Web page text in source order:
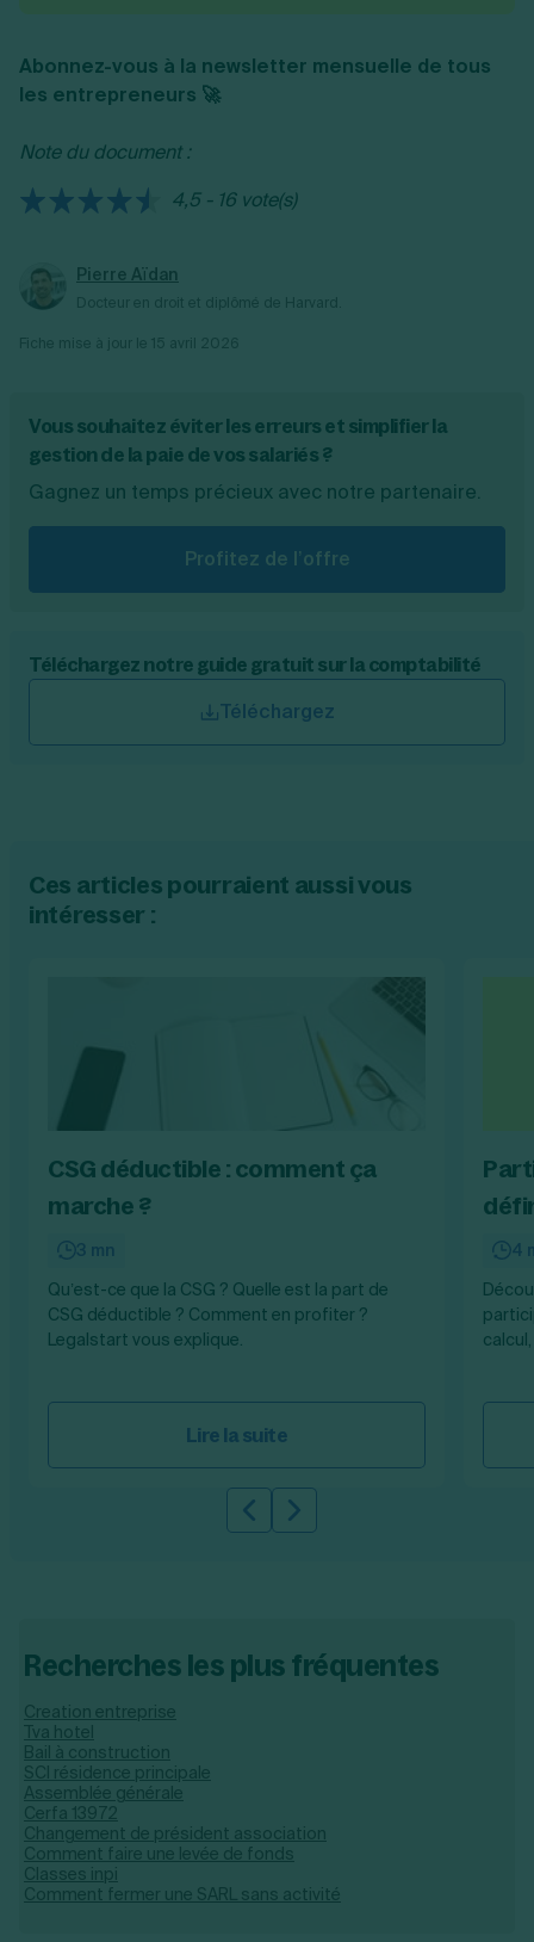
Abonnez-vous à la newsletter mensuelle de tous
les entrepreneurs 🚀
Note du document :
4,5 - 16 vote(s)
Pierre Aïdan
Vous souhaitez éviter les erreurs et simplifier la
gestion de la paie de vos salariés ?
Gagnez un temps précieux avec notre partenaire.
Profitez de l’offre
Téléchargez notre guide gratuit sur la comptabilité
Téléchargez
Ces articles pourraient aussi vous
intéresser :
CSG déductible : comment ça
marche ?
3 mn
Qu’est-ce que la CSG ? Quelle est la part de
CSG déductible ? Comment en profiter ?
Legalstart vous explique.
Lire la suite
4
Slide précédente
Slide suivante
Recherches les plus fréquentes
Creation entreprise
Tva hotel
Bail à construction
SCI résidence principale
Assemblée générale
Cerfa 13972
Changement de président association
Comment faire une levée de fonds
Classes inpi
Comment fermer une SARL sans activité